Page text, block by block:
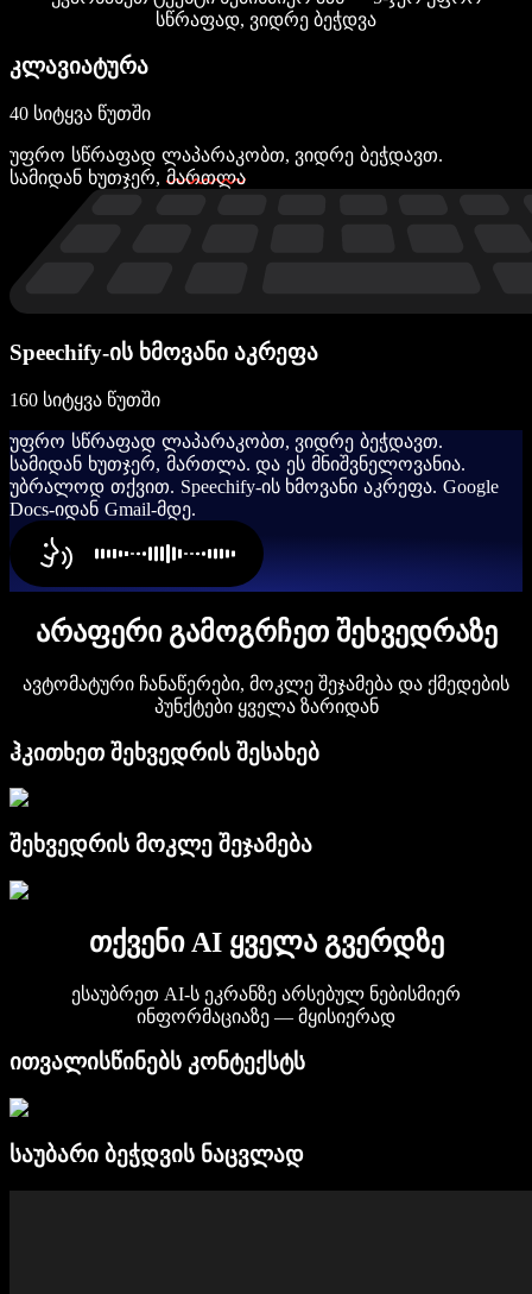
სწრაფად, ვიდრე ბეჭდვა
კლავიატურა
40 სიტყვა წუთში
უფრო სწრაფად ლაპარაკობთ, ვიდრე ბეჭდავთ.
სამიდან ხუთჯერ, მართლა
Speechify-ის ხმოვანი აკრეფა
160 სიტყვა წუთში
უფრო სწრაფად ლაპარაკობთ, ვიდრე ბეჭდავთ.
სამიდან ხუთჯერ, მართლა. და ეს მნიშვნელოვანია.
უბრალოდ თქვით. Speechify-ის ხმოვანი აკრეფა. Google
Docs-იდან Gmail-მდე.
არაფერი გამოგრჩეთ შეხვედრაზე
ავტომატური ჩანაწერები, მოკლე შეჯამება და ქმედების
პუნქტები ყველა ზარიდან
ჰკითხეთ შეხვედრის შესახებ
შეხვედრის მოკლე შეჯამება
თქვენი AI ყველა გვერდზე
ესაუბრეთ AI-ს ეკრანზე არსებულ ნებისმიერ
ინფორმაციაზე — მყისიერად
ითვალისწინებს კონტექსტს
საუბარი ბეჭდვის ნაცვლად